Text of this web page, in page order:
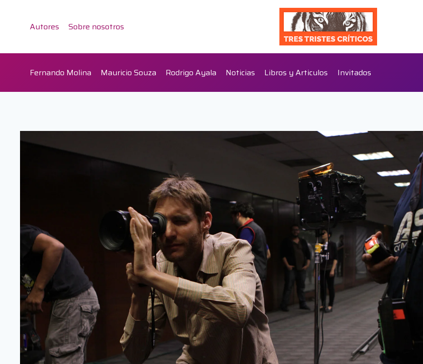
contenidoAutores Sobre nosotros
Fernando Molina Mauricio Souza Rodrigo Ayala Noticias Libros y Articulos Invitados